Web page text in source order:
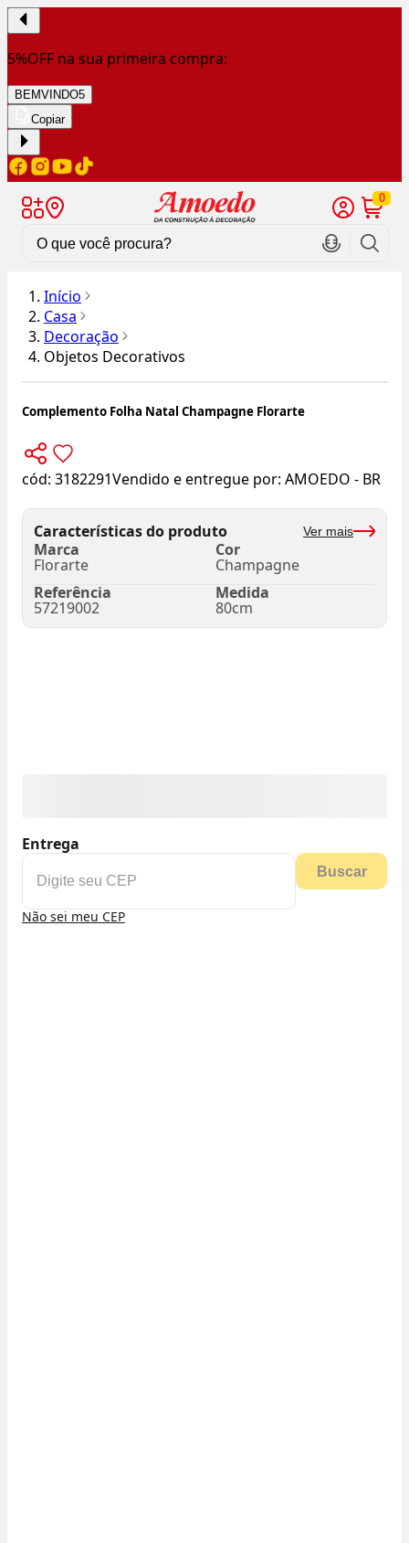
5%OFF na sua primeira compra:
BEMVINDO5
Copiar
0
Início
Casa
Decoração
Objetos Decorativos
Complemento Folha Natal Champagne Florarte
cód: 3182291Vendido e entregue por: AMOEDO - BR
Características do produto Ver mais
Marca
Florarte
Cor
Champagne
Referência
57219002
Medida
80cm
Entrega
Buscar
Não sei meu CEP